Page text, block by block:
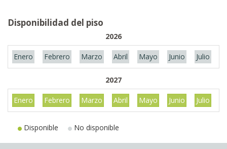
Disponibilidad del piso
2026
Enero Febrero Marzo Abril Mayo Junio Julio
2027
Enero Febrero Marzo Abril Mayo Junio Julio
Disponible No disponible